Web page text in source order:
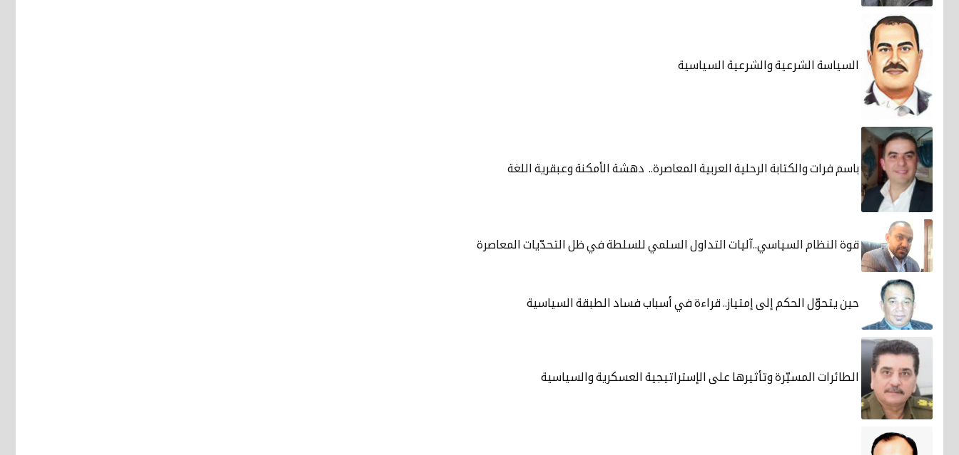
السياسة الشرعية والشرعية السياسية
باسم فرات والكتابة الرحلية العربية المعاصرة.. دهشة الأمكنة وعبقرية اللغة
قوة النظام السياسي..آليات التداول السلمي للسلطة في ظل التحدّيات المعاصرة
حين يتحوّل الحكم إلى إمتياز.. قراءة في أسباب فساد الطبقة السياسية
الطائرات المسيّرة وتأثيرها على الإستراتيجية العسكرية والسياسية